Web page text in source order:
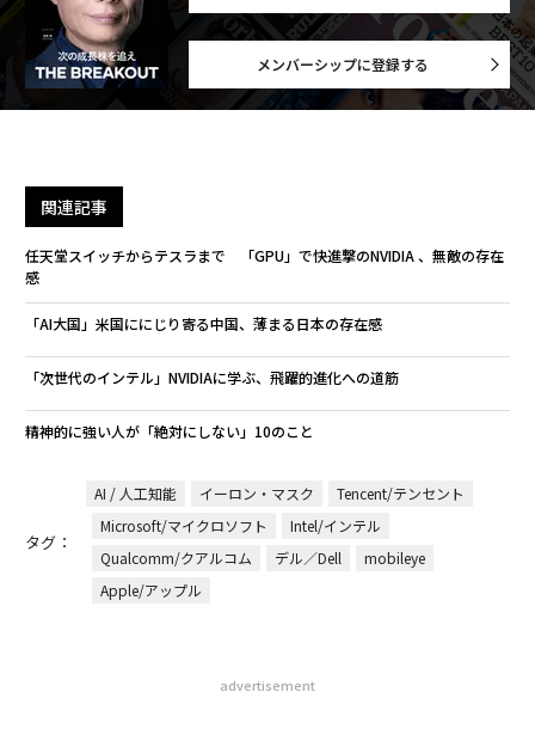
メンバーシップに登録する
関連記事
任天堂スイッチからテスラまで 「GPU」で快進撃のNVIDIA 、無敵の存在
感
「AI大国」米国ににじり寄る中国、薄まる日本の存在感
「次世代のインテル」NVIDIAに学ぶ、飛躍的進化への道筋
精神的に強い人が「絶対にしない」10のこと
タグ：
AI / 人工知能 イーロン・マスク
Tencent/テンセント
Microsoft/マイクロソフト
Intel/インテル
Qualcomm/クアルコム
デル／Dell
mobileye
Apple/アップル
advertisement